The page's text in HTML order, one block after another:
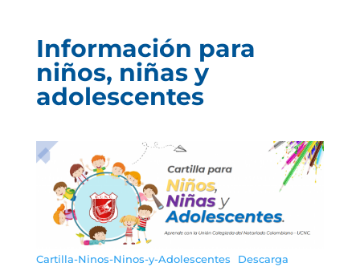
Información para
niños, niñas y
adolescentes
Cartilla-Ninos-Ninos-y-Adolescentes Descarga